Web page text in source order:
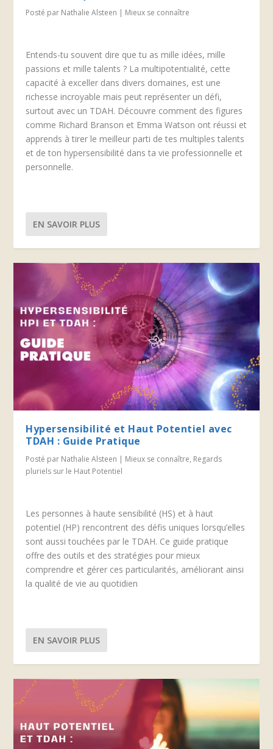
Posté par Nathalie Alsteen | Mieux se connaître
Entends-tu souvent dire que tu as mille idées, mille
passions et mille talents ? La multipotentialité, cette
capacité à exceller dans divers domaines, est une
richesse incroyable mais peut représenter un défi,
surtout avec un TDAH. Découvre comment des figures
comme Richard Branson et Emma Watson ont réussi et
apprends à tirer le meilleur parti de tes multiples talents
et de ton hypersensibilité dans ta vie professionnelle et
personnelle.
EN SAVOIR PLUS
Hypersensibilité et Haut Potentiel avec
TDAH : Guide Pratique
Posté par Nathalie Alsteen | Mieux se connaître, Regards
pluriels sur le Haut Potentiel
Les personnes à haute sensibilité (HS) et à haut
potentiel (HP) rencontrent des défis uniques lorsqu’elles
sont aussi touchées par le TDAH. Ce guide pratique
offre des outils et des stratégies pour mieux
comprendre et gérer ces particularités, améliorant ainsi
la qualité de vie au quotidien
EN SAVOIR PLUS